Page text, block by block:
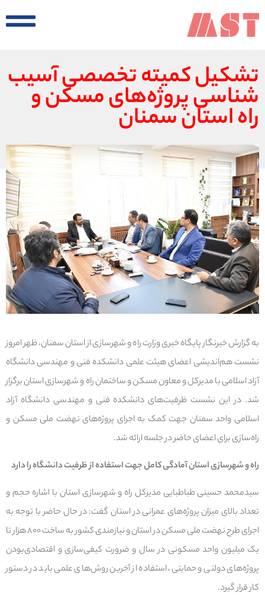
تشکیل کمیته تخصصی آسیب
شناسی پروژه‌های مسکن و
راه استان سمنان
به گزارش خبرنگار پایگاه خبری وزارت راه و شهرسازی از استان سمنان، ظهر امروز
نشست هم‌اندیشی اعضای هیئت علمی دانشکده فنی و مهندسی دانشگاه
آزاد اسلامی با مدیرکل و معاون مسکن و ساختمان راه و شهرسازی استان برگزار
شد. در این نشست ظرفیت‌های دانشکده فنی و مهندسی دانشگاه آزاد
اسلامی واحد سمنان جهت کمک به اجرای پروژه‌های نهضت ملی مسکن و
راه‌سازی برای اعضای حاضر در جلسه ارائه شد.
راه و شهرسازی استان آمادگی کامل جهت استفاده از ظرفیت دانشگاه را دارد
سیدمحمد حسینی طباطبایی مدیرکل راه و شهرسازی استان با اشاره حجم و
تعداد بالای میزان پروژه‌های عمرانی در استان گفت: در حال حاضر با توجه به
اجرای طرح نهضت ملی مسکن در استان و نیازمندی کشور به ساخت ۸۰۰ هزار تا
یک میلیون واحد مسکونی در سال و ضرورت کیفی‌سازی و اقتصادی‌بودن
پروژه‌های دولتی و حمایتی، استفاده از آخرین روش‌های علمی باید در دستور
کار قرار گیرد.